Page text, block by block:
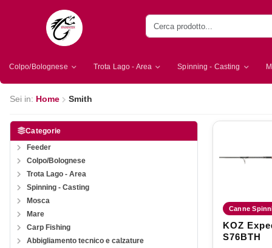
Colpo/Bolognese Trota Lago - Area Spinning - Casting
Sei in: Home Smith
Categorie
Feeder
Colpo/Bolognese
Trota Lago - Area
Spinning - Casting
Mosca
Mare
Carp Fishing
Abbigliamento tecnico e calzature
Canne
KOZ
S76BTH